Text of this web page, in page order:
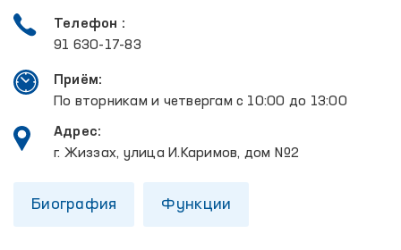
Телефон :
91 630-17-83
Приём:
По вторникам и четвергам с 10:00 до 13:00
Адрес:
г. Жиззах, улица И.Каримов, дом №2
Биография Функции